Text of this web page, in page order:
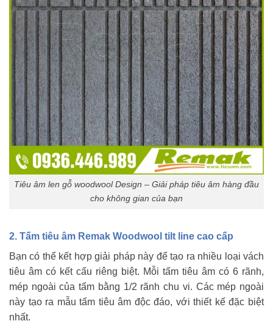
Tiêu âm len gỗ woodwool Design – Giải pháp tiêu âm hàng đầu
cho không gian của bạn
2. Tấm tiêu âm Remak Woodwool tilt line cao cấp
Bạn có thể kết hợp giải pháp này để tạo ra nhiều loại vách
tiêu âm có kết cấu riêng biệt. Mỗi tấm tiêu âm có 6 rãnh,
mép ngoài của tấm bằng 1/2 rãnh chu vi. Các mép ngoài
này tạo ra mẫu tấm tiêu âm độc đáo, với thiết kế đặc biệt
nhất.